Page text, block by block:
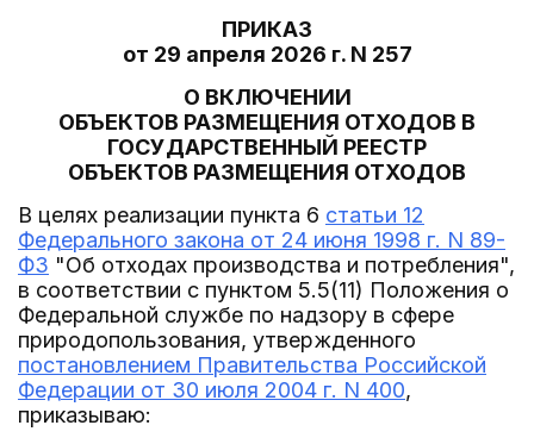
ПРИКАЗ
от 29 апреля 2026 г. N 257
О ВКЛЮЧЕНИИ
ОБЪЕКТОВ РАЗМЕЩЕНИЯ ОТХОДОВ В
ГОСУДАРСТВЕННЫЙ РЕЕСТР
ОБЪЕКТОВ РАЗМЕЩЕНИЯ ОТХОДОВ
В целях реализации пункта 6 статьи 12
Федерального закона от 24 июня 1998 г. N 89-
ФЗ "Об отходах производства и потребления",
в соответствии с пунктом 5.5(11) Положения о
Федеральной службе по надзору в сфере
природопользования, утвержденного
постановлением Правительства Российской
Федерации от 30 июля 2004 г. N 400,
приказываю: